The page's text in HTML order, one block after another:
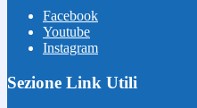
Facebook
Youtube
Instagram
Sezione Link Utili